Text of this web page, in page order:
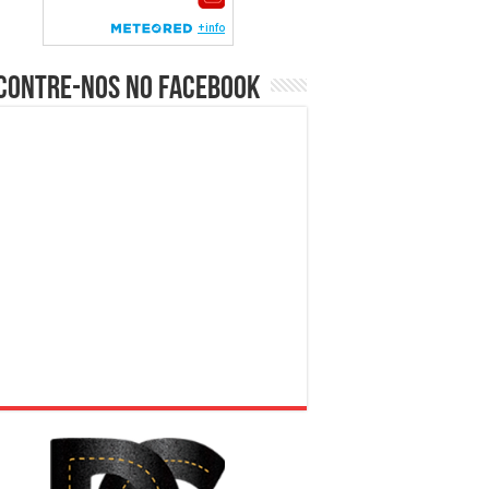
nos no Facebook